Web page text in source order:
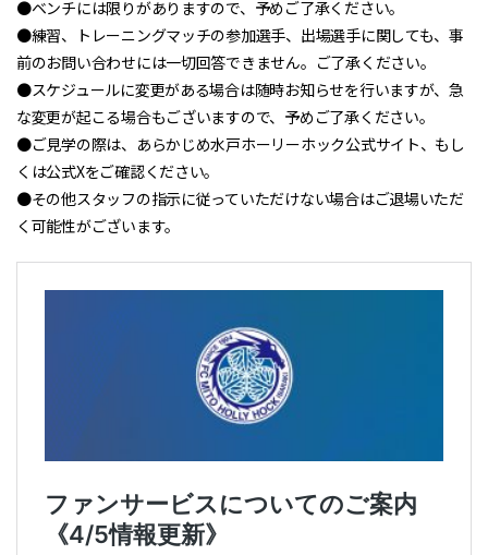
●ベンチには限りがありますので、予めご了承ください。
●練習、トレーニングマッチの参加選手、出場選手に関しても、事
前のお問い合わせには一切回答できません。ご了承ください。
●スケジュールに変更がある場合は随時お知らせを行いますが、急
な変更が起こる場合もございますので、予めご了承ください。
●ご見学の際は、あらかじめ水戸ホーリーホック公式サイト、もし
くは公式Xをご確認ください。
●その他スタッフの指示に従っていただけない場合はご退場いただ
く可能性がございます。